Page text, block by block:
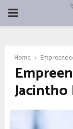
PRIMARY
Home